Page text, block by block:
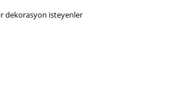
dekorasyon isteyenler